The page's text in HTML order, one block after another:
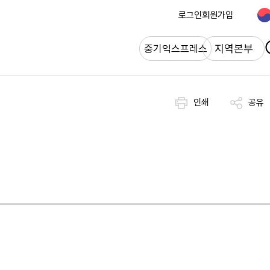
로그인회원가입
중기익스프레스 지역본부
인쇄 공유